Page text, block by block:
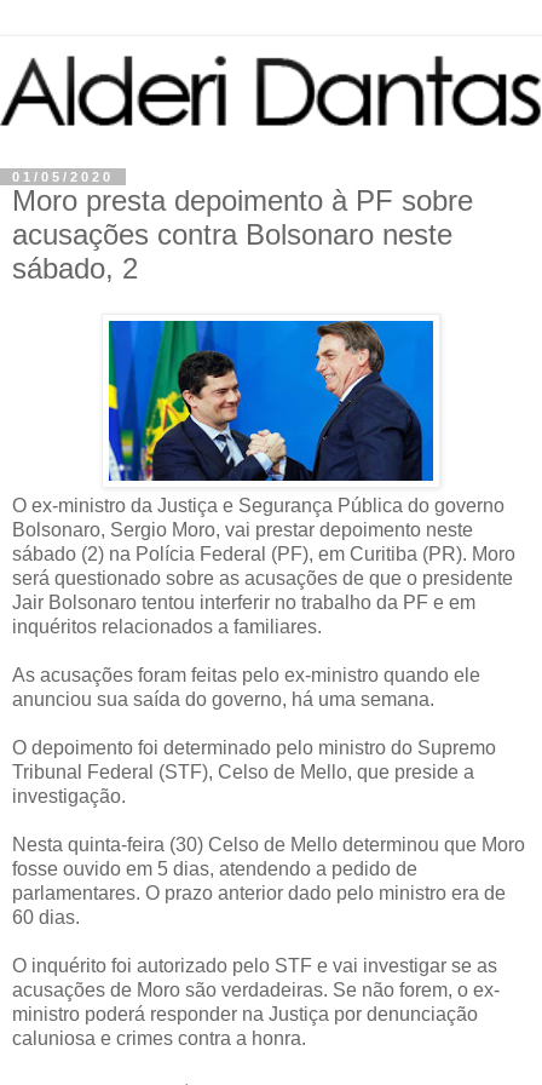
01/05/2020
Moro presta depoimento à PF sobre
acusações contra Bolsonaro neste
sábado, 2
O ex-ministro da Justiça e Segurança Pública do governo
Bolsonaro, Sergio Moro, vai prestar depoimento neste
sábado (2) na Polícia Federal (PF), em Curitiba (PR). Moro
será questionado sobre as acusações de que o presidente
Jair Bolsonaro tentou interferir no trabalho da PF e em
inquéritos relacionados a familiares.
As acusações foram feitas pelo ex-ministro quando ele
anunciou sua saída do governo, há uma semana.
O depoimento foi determinado pelo ministro do Supremo
Tribunal Federal (STF), Celso de Mello, que preside a
investigação.
Nesta quinta-feira (30) Celso de Mello determinou que Moro
fosse ouvido em 5 dias, atendendo a pedido de
parlamentares. O prazo anterior dado pelo ministro era de
60 dias.
O inquérito foi autorizado pelo STF e vai investigar se as
acusações de Moro são verdadeiras. Se não forem, o ex-
ministro poderá responder na Justiça por denunciação
caluniosa e crimes contra a honra.